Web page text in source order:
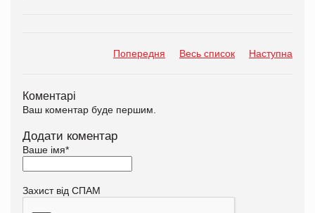
Попередня Весь список Наступна
Коментарі
Ваш коментар буде першим.
Додати коментар
Ваше імя*
Захист від СПАМ